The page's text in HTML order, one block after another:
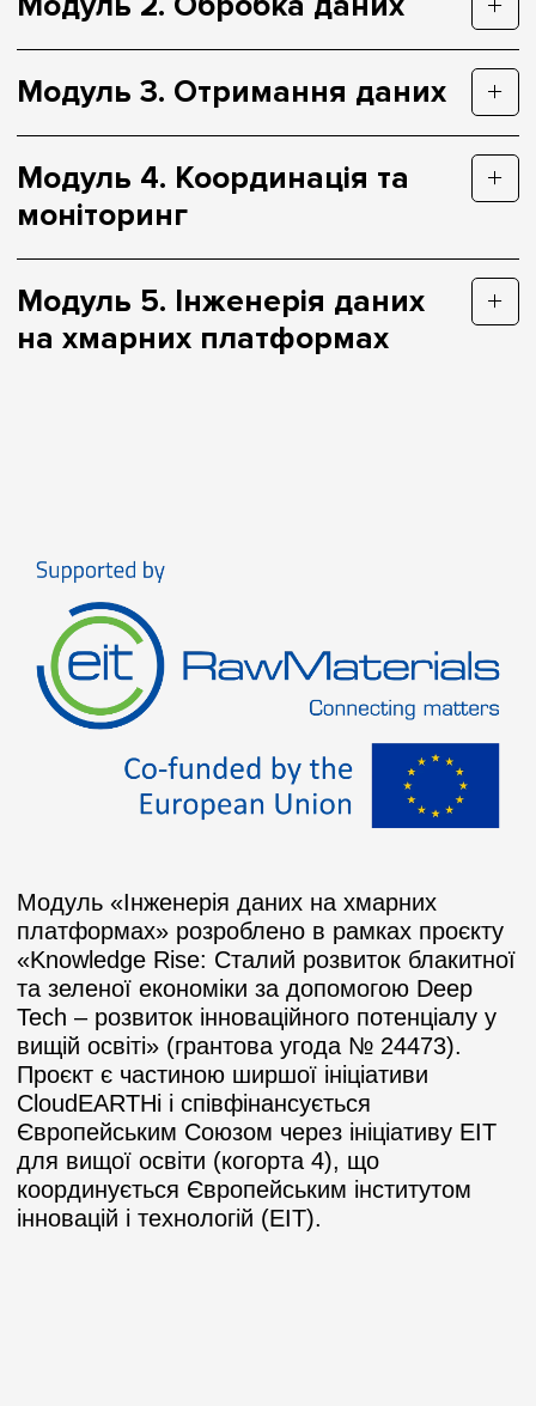
Модуль 3. Отримання даних
Модуль 4. Координація та
моніторинг
Модуль 5. Інженерія даних
на хмарних платформах
Модуль «Інженерія даних на хмарних
платформах» розроблено в рамках проєкту
«Knowledge Rise: Сталий розвиток блакитної
та зеленої економіки за допомогою Deep
Tech – розвиток інноваційного потенціалу у
вищій освіті» (грантова угода № 24473).
Проєкт є частиною ширшої ініціативи
CloudEARTHi і співфінансується
Європейським Союзом через ініціативу EIT
для вищої освіти (когорта 4), що
координується Європейським інститутом
інновацій і технологій (EIT).